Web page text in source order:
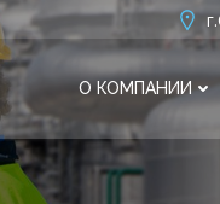
О КОМПАНИИ